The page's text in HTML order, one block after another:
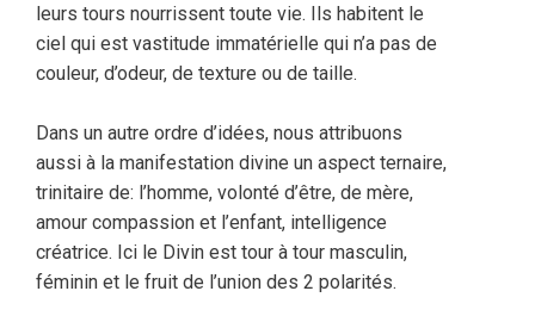
leurs tours nourrissent toute vie. Ils habitent le
ciel qui est vastitude immatérielle qui n’a pas de
couleur, d’odeur, de texture ou de taille.
Dans un autre ordre d’idées, nous attribuons
aussi à la manifestation divine un aspect ternaire,
trinitaire de: l’homme, volonté d’être, de mère,
amour compassion et l’enfant, intelligence
créatrice. Ici le Divin est tour à tour masculin,
féminin et le fruit de l’union des 2 polarités.